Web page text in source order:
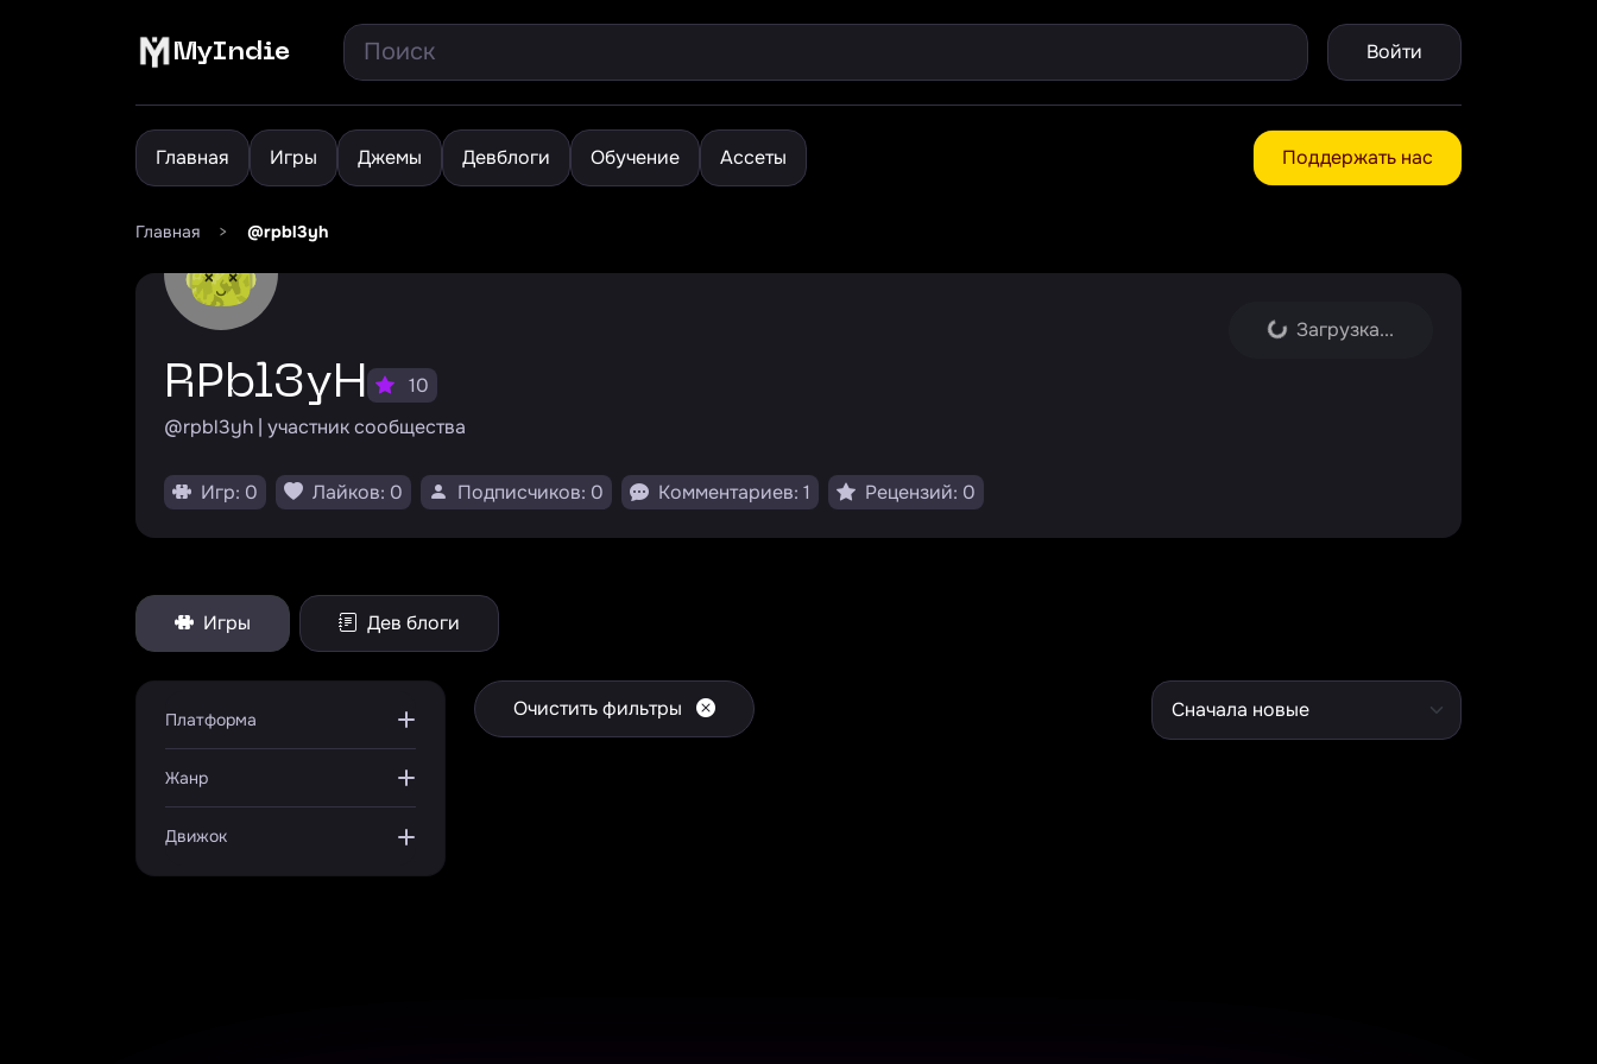
MyIndie Войти
Главная Игры Джемы Девблоги Обучение Ассеты Поддержать нас
Главная > @rpbl3yh
Загрузка...
rPbl3yH
10
@rpbl3yh | участник сообщества
Игр: 0 Лайков: 0 Подписчиков: 0 Комментариев: 1 Рецензий: 0
Игры Дев блоги
Платформа
Жанр
Движок
Очистить фильтры